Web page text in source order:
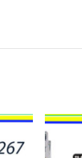
49734
-